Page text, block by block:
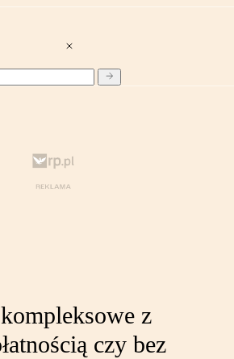
z
czy bez